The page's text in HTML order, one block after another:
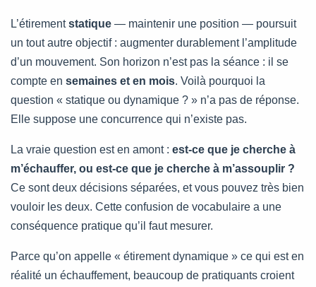
L’étirementstatique — maintenir une position — poursuit
un tout autre objectif : augmenter durablement l’amplitude
d’un mouvement. Son horizon n’est pas la séance : il se
compte en semaines et en mois. Voilà pourquoi la
question « statique ou dynamique ? » n’a pas de réponse.
Elle suppose une concurrence qui n’existe pas.
La vraie question est en amont : est-ce que je cherche à
m’échauffer, ou est-ce que je cherche à m’assouplir ?
Ce sont deux décisions séparées, et vous pouvez très bien
vouloir les deux. Cette confusion de vocabulaire a une
conséquence pratique qu’il faut mesurer.
Parce qu’on appelle « étirement dynamique » ce qui est en
réalité un échauffement, beaucoup de pratiquants croient